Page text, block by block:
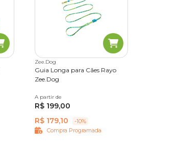
Zee.Dog
Guia Longa para Cães Rayo
Zee.Dog
Único
A partir de
R$ 199,00
R$ 179,10
-10%
Compra Programada